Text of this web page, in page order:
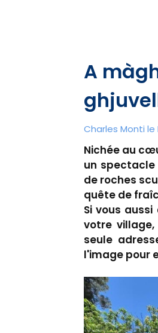
A
Charles Monti le
Nichée au
un spectacle
de roches
quête de
Si vous
votre
seule
l'image pour